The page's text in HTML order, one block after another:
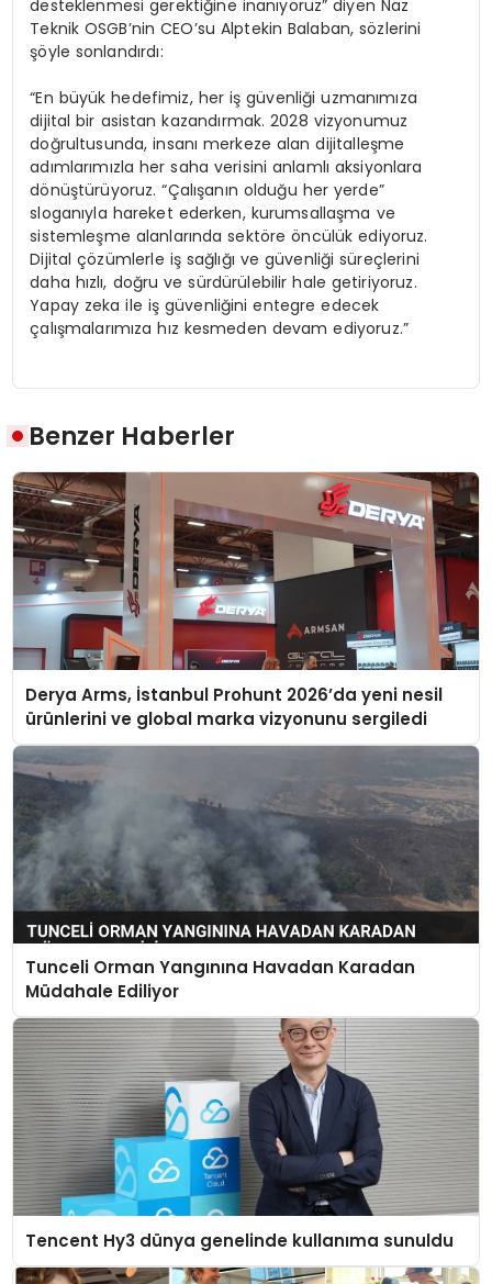
desteklenmesi gerektiğine inanıyoruz” diyen Naz
Teknik OSGB’nin CEO’su Alptekin Balaban, sözlerini
şöyle sonlandırdı:
“En büyük hedefimiz, her iş güvenliği uzmanımıza
dijital bir asistan kazandırmak. 2028 vizyonumuz
doğrultusunda, insanı merkeze alan dijitalleşme
adımlarımızla her saha verisini anlamlı aksiyonlara
dönüştürüyoruz. “Çalışanın olduğu her yerde”
sloganıyla hareket ederken, kurumsallaşma ve
sistemleşme alanlarında sektöre öncülük ediyoruz.
Dijital çözümlerle iş sağlığı ve güvenliği süreçlerini
daha hızlı, doğru ve sürdürülebilir hale getiriyoruz.
Yapay zeka ile iş güvenliğini entegre edecek
çalışmalarımıza hız kesmeden devam ediyoruz.”
Benzer Haberler
Derya Arms, İstanbul Prohunt 2026’da yeni nesil
ürünlerini ve global marka vizyonunu sergiledi
Tunceli Orman Yangınına Havadan Karadan
Müdahale Ediliyor
Tencent Hy3 dünya genelinde kullanıma sunuldu